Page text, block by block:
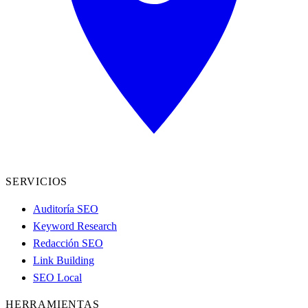
SERVICIOS
Auditoría SEO
Keyword Research
Redacción SEO
Link Building
SEO Local
HERRAMIENTAS